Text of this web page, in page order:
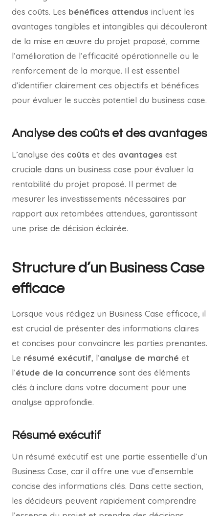
des coûts. Les bénéfices attendus incluent les
avantages tangibles et intangibles qui découleront
de la mise en œuvre du projet proposé, comme
l’amélioration de l’efficacité opérationnelle ou le
renforcement de la marque. Il est essentiel
d’identifier clairement ces objectifs et bénéfices
pour évaluer le succès potentiel du business case.
Analyse des coûts et des avantages
L’analyse des coûts et des avantages est
cruciale dans un business case pour évaluer la
rentabilité du projet proposé. Il permet de
mesurer les investissements nécessaires par
rapport aux retombées attendues, garantissant
une prise de décision éclairée.
Structure d’un Business Case
efficace
Lorsque vous rédigez un Business Case efficace, il
est crucial de présenter des informations claires
et concises pour convaincre les parties prenantes.
Le résumé exécutif, l’analyse de marché et
l’étude de la concurrence sont des éléments
clés à inclure dans votre document pour une
analyse approfondie.
Résumé exécutif
Un résumé exécutif est une partie essentielle d’un
Business Case, car il offre une vue d’ensemble
concise des informations clés. Dans cette section,
les décideurs peuvent rapidement comprendre